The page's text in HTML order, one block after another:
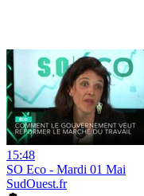
15:48
SO Eco - Mardi 01 Mai
SudOuest.fr